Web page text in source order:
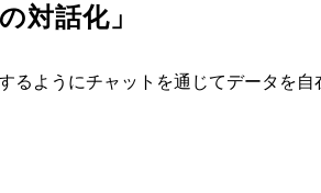
対話化」
るようにチャットを通じてデータを